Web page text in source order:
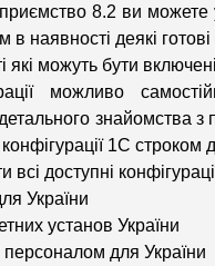
8.2 ви можете
в наявності деякі
які можуть бути
можливо
знайомства
1С строком
доступні
України
установ України
персоналом для України